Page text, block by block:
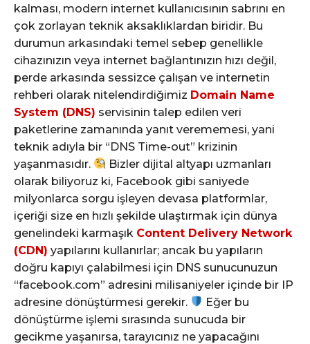
kalması, modern internet kullanıcısının sabrını en
çok zorlayan teknik aksaklıklardan biridir. Bu
durumun arkasındaki temel sebep genellikle
cihazınızın veya internet bağlantınızın hızı değil,
perde arkasında sessizce çalışan ve internetin
rehberi olarak nitelendirdiğimiz Domain Name
System (DNS) servisinin talep edilen veri
paketlerine zamanında yanıt verememesi, yani
teknik adıyla bir “DNS Time-out” krizinin
yaşanmasıdır.
Bizler dijital altyapı uzmanları
olarak biliyoruz ki, Facebook gibi saniyede
milyonlarca sorgu işleyen devasa platformlar,
içeriği size en hızlı şekilde ulaştırmak için dünya
genelindeki karmaşık Content Delivery Network
(CDN) yapılarını kullanırlar; ancak bu yapıların
doğru kapıyı çalabilmesi için DNS sunucunuzun
“facebook.com” adresini milisaniyeler içinde bir IP
adresine dönüştürmesi gerekir.
Eğer bu
dönüştürme işlemi sırasında sunucuda bir
gecikme yaşanırsa, tarayıcınız ne yapacağını